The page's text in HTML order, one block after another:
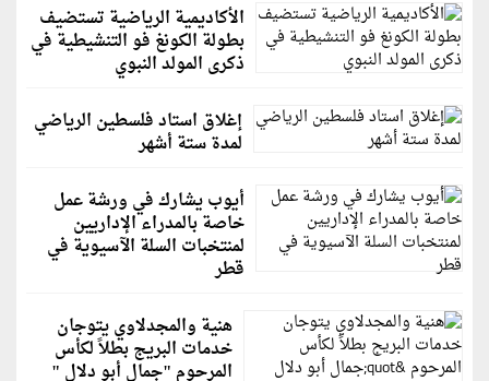
الأكاديمية الرياضية تستضيف
بطولة الكونغ فو التنشيطية في
ذكرى المولد النبوي
إغلاق استاد فلسطين الرياضي
لمدة ستة أشهر
أيوب يشارك في ورشة عمل
خاصة بالمدراء الإداريين
لمنتخبات السلة الآسيوية في
قطر
هنية والمجدلاوي يتوجان
خدمات البريج بطلاً لكأس
المرحوم "جمال أبو دلال "